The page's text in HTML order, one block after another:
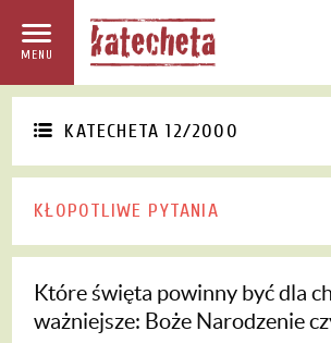
MENU
KATECHETA 12/2000
KŁOPOTLIWE PYTANIA
Które święta powinny być dla
ważniejsze: Boże Narodzenie